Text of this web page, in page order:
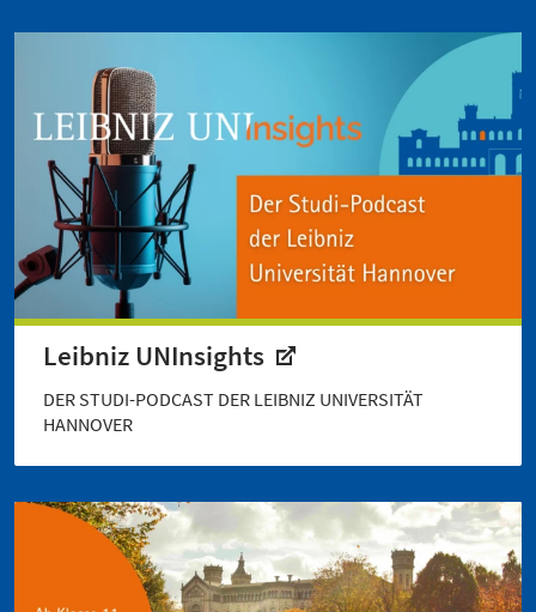
Leibniz UNInsights
DER STUDI-PODCAST DER LEIBNIZ UNIVERSITÄT
HANNOVER